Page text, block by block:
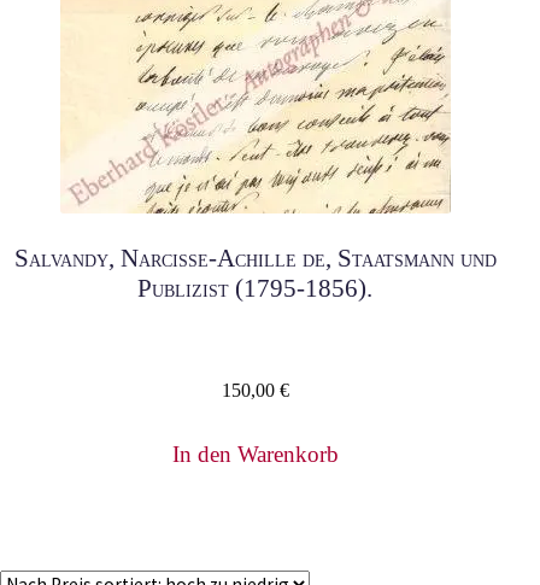
Salvandy, Narcisse-Achille de, Staatsmann und
Publizist (1795-1856).
150,00 €
In den Warenkorb